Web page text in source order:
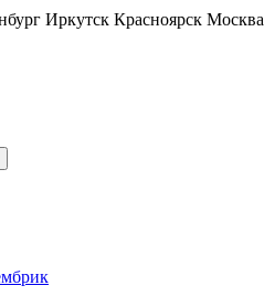
Иркутск Красноярск Москва